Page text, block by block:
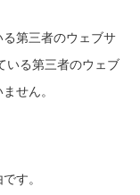
第三者のウェブサ
いる第三者のウェブ
せん。
す。